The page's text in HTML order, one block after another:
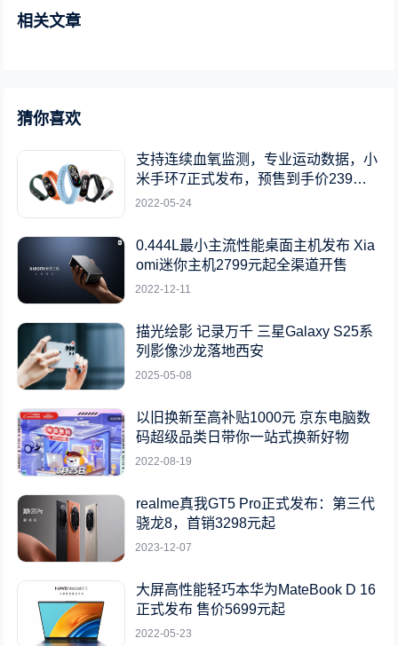
相关文章
猜你喜欢
支持连续血氧监测，专业运动数据，小
米手环7正式发布，预售到手价239元
起
2022-05-24
0.444L最小主流性能桌面主机发布 Xia
omi迷你主机2799元起全渠道开售
2022-12-11
描光绘影 记录万千 三星Galaxy S25系
列影像沙龙落地西安
2025-05-08
以旧换新至高补贴1000元 京东电脑数
码超级品类日带你一站式换新好物
2022-08-19
realme真我GT5 Pro正式发布：第三代
骁龙8，首销3298元起
2023-12-07
大屏高性能轻巧本华为MateBook D 16
正式发布 售价5699元起
2022-05-23